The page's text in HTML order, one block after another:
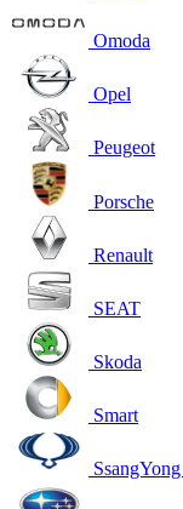
Omoda
Opel
Peugeot
Porsche
Renault
SEAT
Skoda
Smart